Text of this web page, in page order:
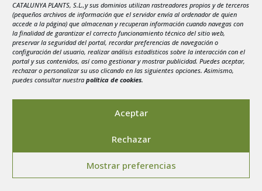
CATALUNYA PLANTS, S.L.,y sus dominios utilizan rastreadores propios y de terceros
(pequeños archivos de información que el servidor envía al ordenador de quien
accede a la página) que almacenan y recuperan información cuando navegas con
la finalidad de garantizar el correcto funcionamiento técnico del sitio web,
preservar la seguridad del portal, recordar preferencias de navegación o
configuración del usuario, realizar análisis estadísticos sobre la interacción con el
portal y sus contenidos, así como gestionar y mostrar publicidad. Puedes aceptar,
rechazar o personalizar su uso clicando en las siguientes opciones. Asimismo,
puedes consultar nuestra política de cookies.
Aceptar
Rechazar
Mostrar preferencias
3
4 5 6 7 8
9
10
11 12 13 14 15
16
17
18 19 20 21 22
23
24
25 26 27 28 29
30
31
Política de privacidad
Cookies